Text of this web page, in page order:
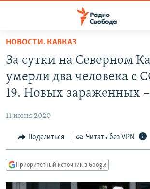
упрощенного
доступа
основному
Вернутся
Вернутся
ПОДКАСТЫ
АВТОРСКИЕ ПРОЕКТЫ
МНЕНИЯ
КУЛЬТУРА
КАВКАЗ.РЕАЛИИ
НОВОСТИ. КАВКАЗ
За сутки на Северном
умерли два человека с
19. Новых зараженных –
11 июня 2020
Поделиться Читать без VPN
Приоритетный источник в Google